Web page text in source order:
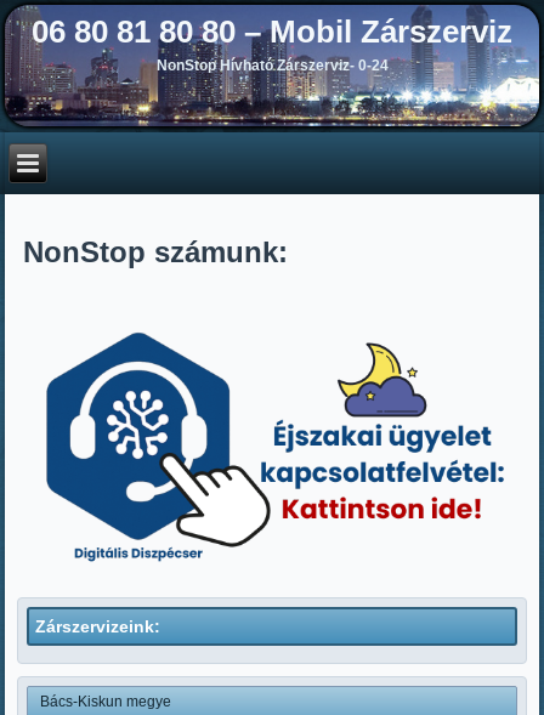
06 80 81 80 80 – Mobil Zárszerviz
NonStop Hívható Zárszerviz- 0-24
NonStop számunk:
Zárszervizeink:
Bács-Kiskun megye